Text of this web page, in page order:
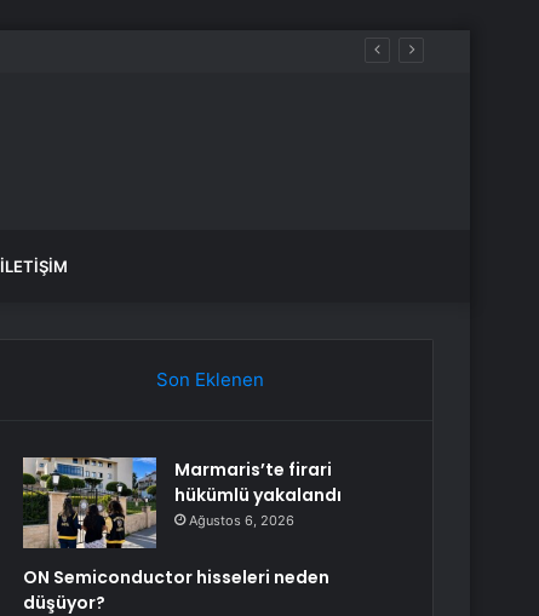
İLETIŞIM
Son Eklenen
Marmaris’te firari
hükümlü yakalandı
Ağustos 6, 2026
ON Semiconductor hisseleri neden
düşüyor?